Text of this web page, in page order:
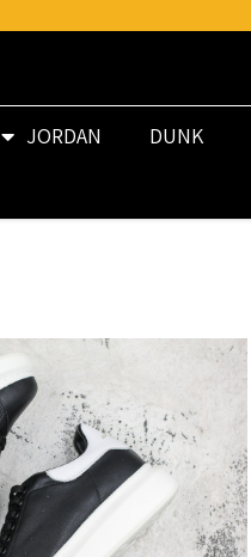
DUNK
JORDAN